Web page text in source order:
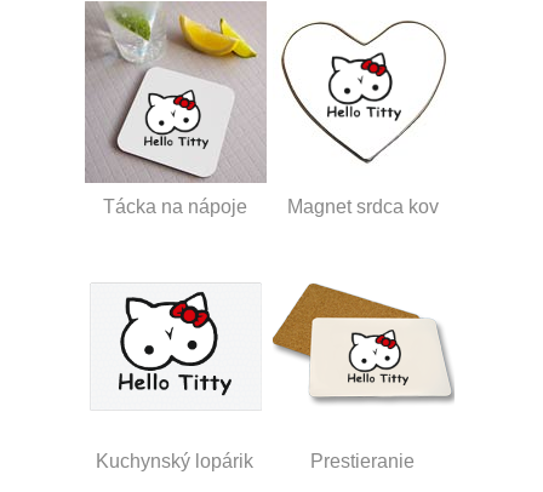
Tácka na nápoje Magnet srdca kov
Kuchynský lopárik Prestieranie